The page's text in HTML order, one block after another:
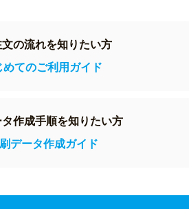
の流れを知りたい方
めてのご利用ガイド
作成手順を知りたい方
データ作成ガイド